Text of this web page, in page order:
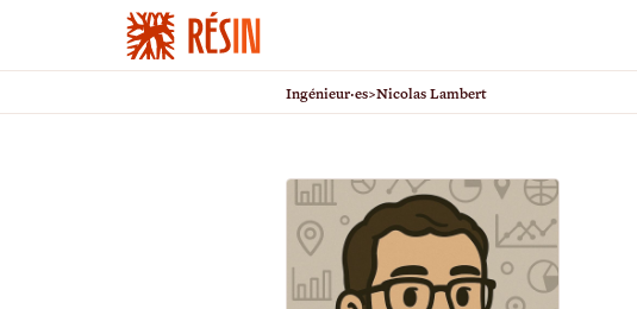
Ingénieur·es>Nicolas Lambert